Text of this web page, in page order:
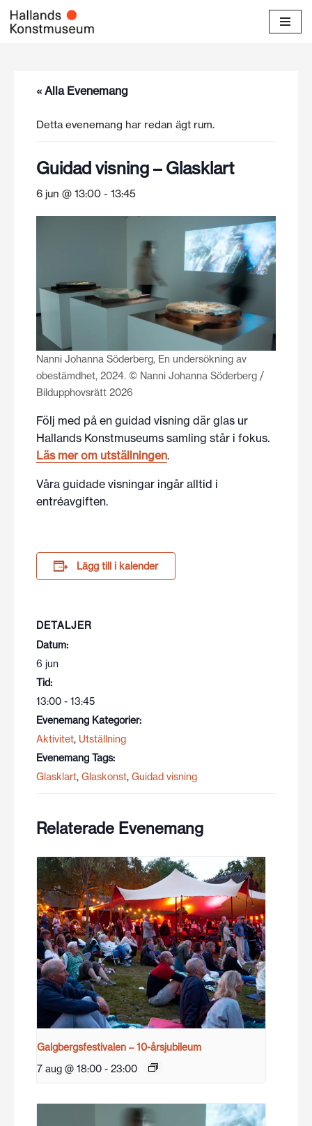
Hoppa
« Alla Evenemang
Detta evenemang har redan ägt rum.
Guidad visning – Glasklart
6 jun @ 13:00 - 13:45
Nanni Johanna Söderberg, En undersökning av
obestämdhet, 2024. © Nanni Johanna Söderberg /
Bildupphovsrätt 2026
Följ med på en guidad visning där glas ur
Hallands Konstmuseums samling står i fokus.
Läs mer om utställningen.
Våra guidade visningar ingår alltid i
entréavgiften.
Lägg till i kalender
DETALJER
Datum:
6 jun
Tid:
13:00 - 13:45
Evenemang Kategorier:
Aktivitet, Utställning
Evenemang Tags:
Glasklart, Glaskonst, Guidad visning
Relaterade Evenemang
Galgbergsfestivalen – 10-årsjubileum
7 aug @ 18:00 - 23:00